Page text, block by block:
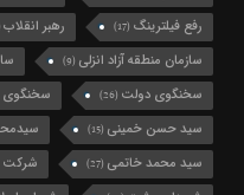
رفع فیلترینگ (17) رهبر انقلاب
سازمان منطقه آزاد انزلی (9)
سخنگوی دولت (26) سخنگوی
سید حسن خمینی (15)
سید محمد خاتمی (27) شرکت